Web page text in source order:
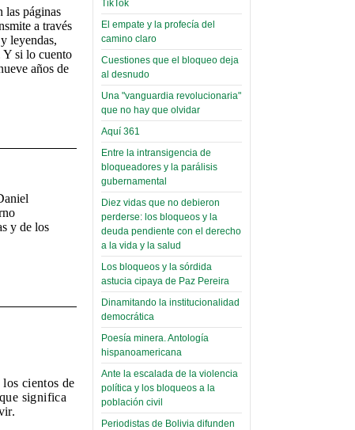
las páginas
a través
leyendas,
Y si lo cuento
años de
y de los
cientos de
significa
Leer Más...
Posesionan a dirigentes de
Asociación de Docentes
Domingo, 14 Agosto 2022
Leer Más...
Palaciega 8)
El Infamatorio
Miércoles, 19 Junio 2019
Read more...
Cosmética
descolonizadora
(Miscelánea
palaciega 7)
El Infamatorio
Lunes, 27 Mayo 2019
Read more...
Creacionismo,
filtraciones e
inicio de la
campaña del
MAS
(Miscelánea
palaciega 6)
El Infamatorio
Domingo, 12 Mayo 2019
Read more...
TikTok
El empate y la profecía del
camino claro
Cuestiones que el bloqueo deja
al desnudo
Una "vanguardia revolucionaria"
que no hay que olvidar
Aquí 361
Entre la intransigencia de
bloqueadores y la parálisis
gubernamental
Diez vidas que no debieron
perderse: los bloqueos y la
deuda pendiente con el derecho
a la vida y la salud
Los bloqueos y la sórdida
astucia cipaya de Paz Pereira
Dinamitando la institucionalidad
democrática
Poesía minera. Antología
hispanoamericana
Ante la escalada de la violencia
política y los bloqueos a la
población civil
Periodistas de Bolivia difunden